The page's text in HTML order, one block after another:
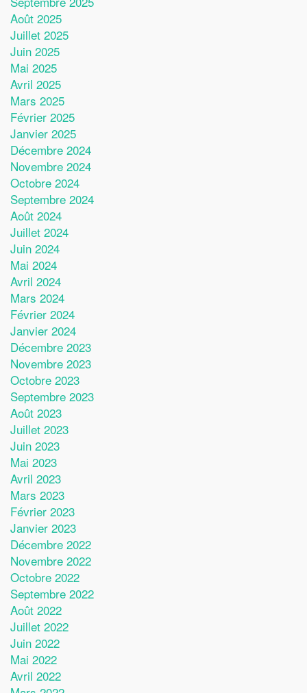
Août 2025
Juillet 2025
Juin 2025
Mai 2025
Avril 2025
Mars 2025
Février 2025
Janvier 2025
Décembre 2024
Novembre 2024
Octobre 2024
Septembre 2024
Août 2024
Juillet 2024
Juin 2024
Mai 2024
Avril 2024
Mars 2024
Février 2024
Janvier 2024
Décembre 2023
Novembre 2023
Octobre 2023
Septembre 2023
Août 2023
Juillet 2023
Juin 2023
Mai 2023
Avril 2023
Mars 2023
Février 2023
Janvier 2023
Décembre 2022
Novembre 2022
Octobre 2022
Septembre 2022
Août 2022
Juillet 2022
Juin 2022
Mai 2022
Avril 2022